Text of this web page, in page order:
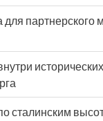
партнерского
сталинским